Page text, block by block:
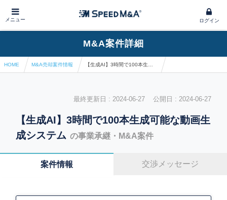
メニュー ログイン
M&A案件詳細
HOME M&A売却案件情報
最終更新日 : 2024-06-27 公開日 : 2024-06-27
【生成AI】3時間で100本生成可能な動画生
成システム の事業承継・M&A案件
案件情報 交渉メッセージ